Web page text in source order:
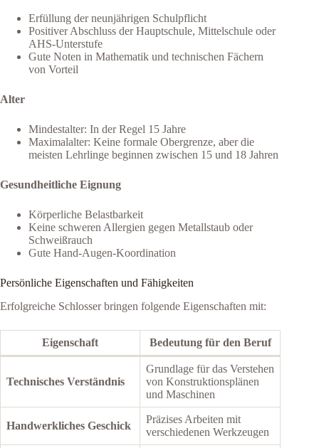
Erfüllung der neunjährigen Schulpflicht
Positiver Abschluss der Hauptschule, Mittelschule oder
AHS-Unterstufe
Gute Noten in Mathematik und technischen Fächern
von Vorteil
Alter
Mindestalter: In der Regel 15 Jahre
Maximalalter: Keine formale Obergrenze, aber die
meisten Lehrlinge beginnen zwischen 15 und 18 Jahren
Gesundheitliche Eignung
Körperliche Belastbarkeit
Keine schweren Allergien gegen Metallstaub oder
Schweißrauch
Gute Hand-Augen-Koordination
Persönliche Eigenschaften und Fähigkeiten
Erfolgreiche Schlosser bringen folgende Eigenschaften mit:
Eigenschaft Bedeutung für den Beruf
Technisches Verständnis
Grundlage für das Verstehen
von Konstruktionsplänen
und Maschinen
Handwerkliches Geschick
Präzises Arbeiten mit
verschiedenen Werkzeugen